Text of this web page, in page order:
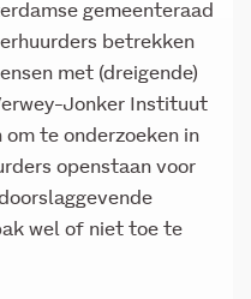
gemeenteraad
betrekken
met (dreigende)
Jonker Instituut
te onderzoeken in
openstaan voor
wel of niet toe te